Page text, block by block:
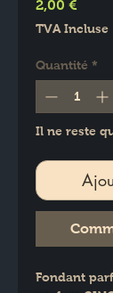
2,00 €
TVA Incluse
Quantité *
Il ne reste
Fondant